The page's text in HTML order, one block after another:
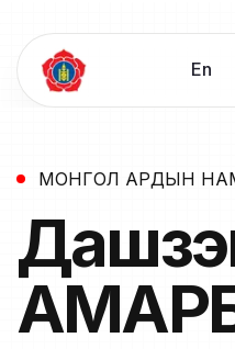
En
МОНГОЛ АРДЫН